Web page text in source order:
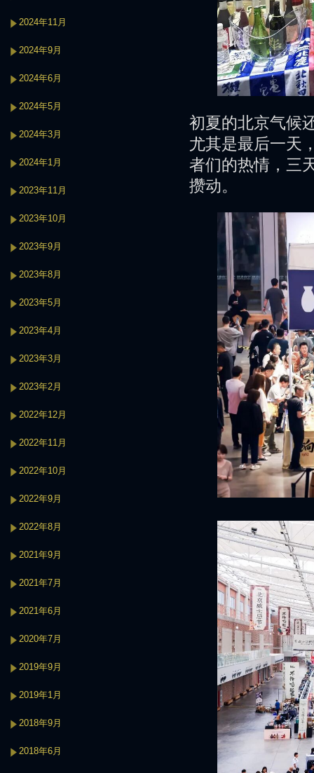
初夏的北京气候
尤其是最后一天
者们的热情，三
攒动。
2024年11月
2024年9月
2024年6月
2024年5月
2024年3月
2024年1月
2023年11月
2023年10月
2023年9月
2023年8月
2023年5月
2023年4月
2023年3月
2023年2月
2022年12月
2022年11月
2022年10月
2022年9月
2022年8月
2021年9月
2021年7月
2021年6月
2020年7月
2019年9月
2019年1月
2018年9月
2018年6月